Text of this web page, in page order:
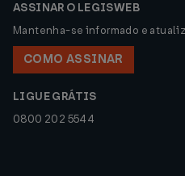
ASSINAR O LEGISWEB
Mantenha-se informado e
COMO ASSINAR
LIGUE GRÁTIS
0800 202 5544